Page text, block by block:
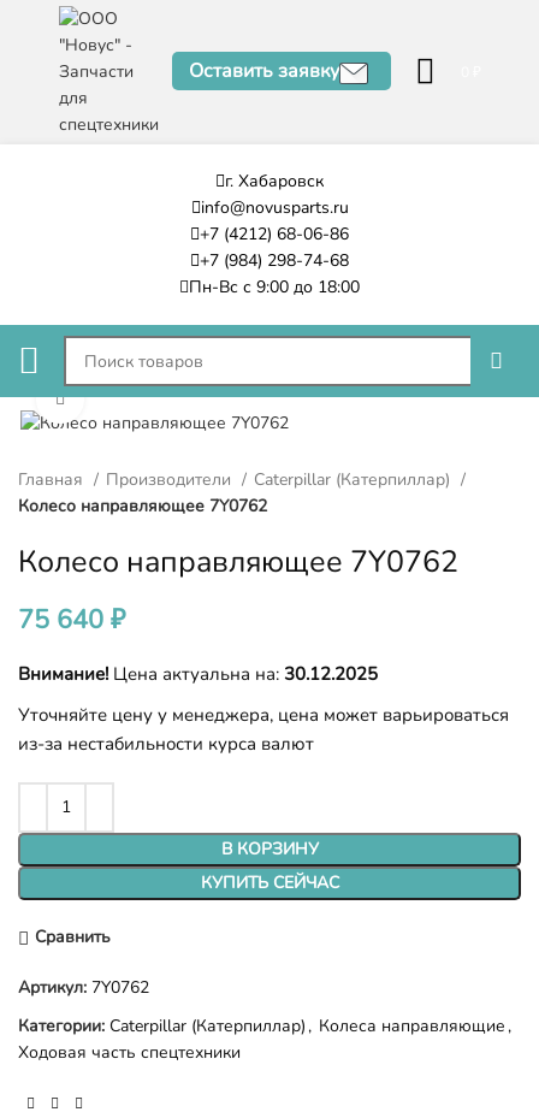
Оставить заявку
г. Хабаровск
info@novusparts.ru
+7 (4212) 68-06-86
+7 (984) 298-74-68
Пн-Вс с 9:00 до 18:00
Нажмите, чтобы увеличить
Главная Производители
Caterpillar (Катерпиллар)
Колесо направляющее 7Y0762
Колесо направляющее 7Y0762
75 640 ₽
Внимание! Цена актуальна на: 30.12.2025
Уточняйте цену у менеджера, цена может варьироваться
из-за нестабильности курса валют
В КОРЗИНУ
КУПИТЬ СЕЙЧАС
Сравнить
Артикул: 7Y0762
Категории: Caterpillar (Катерпиллар) , Колеса направляющие ,
Ходовая часть спецтехники